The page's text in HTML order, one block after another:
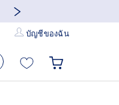
บัญชีของฉัน